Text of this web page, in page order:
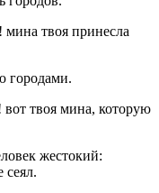
твоя принесла
городами.
твоя мина, которую
жестокий:
сеял.